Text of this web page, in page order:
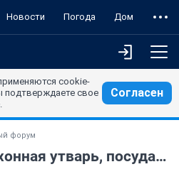
Новости Погода Дом
cookie-
подтверждаете свое
Согласен
форум
Куплю-продам кухонная утварь, посуда и пр.